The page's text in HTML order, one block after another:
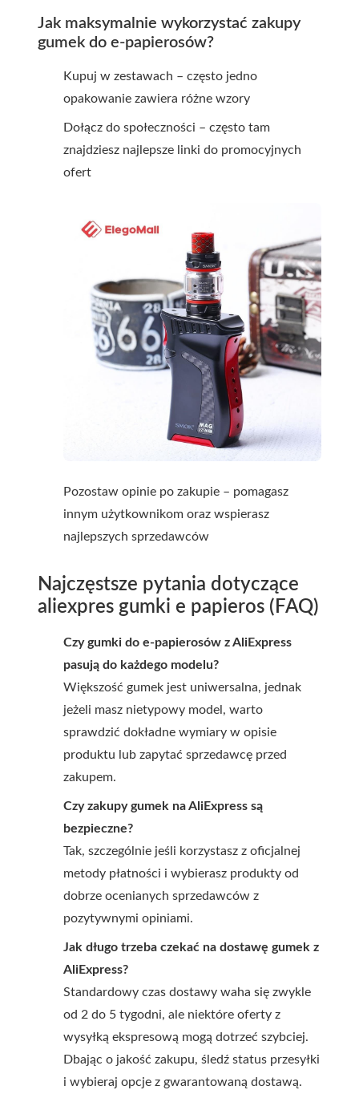
Jak maksymalnie wykorzystać zakupy
gumek do e-papierosów?
Kupuj w zestawach – często jedno
opakowanie zawiera różne wzory
Dołącz do społeczności – często tam
znajdziesz najlepsze linki do promocyjnych
ofert
Pozostaw opinie po zakupie – pomagasz
innym użytkownikom oraz wspierasz
najlepszych sprzedawców
Najczęstsze pytania dotyczące
aliexpres gumki e papieros (FAQ)
Czy gumki do e-papierosów z AliExpress
pasują do każdego modelu?
Większość gumek jest uniwersalna, jednak
jeżeli masz nietypowy model, warto
sprawdzić dokładne wymiary w opisie
produktu lub zapytać sprzedawcę przed
zakupem.
Czy zakupy gumek na AliExpress są
bezpieczne?
Tak, szczególnie jeśli korzystasz z oficjalnej
metody płatności i wybierasz produkty od
dobrze ocenianych sprzedawców z
pozytywnymi opiniami.
Jak długo trzeba czekać na dostawę gumek z
AliExpress?
Standardowy czas dostawy waha się zwykle
od 2 do 5 tygodni, ale niektóre oferty z
wysyłką ekspresową mogą dotrzeć szybciej.
Dbając o jakość zakupu, śledź status przesyłki
i wybieraj opcje z gwarantowaną dostawą.